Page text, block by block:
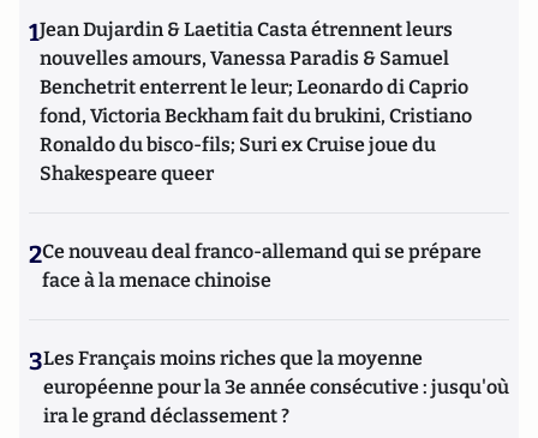
1Jean Dujardin & Laetitia Casta étrennent leurs
nouvelles amours, Vanessa Paradis & Samuel
Benchetrit enterrent le leur; Leonardo di Caprio
fond, Victoria Beckham fait du brukini, Cristiano
Ronaldo du bisco-fils; Suri ex Cruise joue du
Shakespeare queer
2Ce nouveau deal franco-allemand qui se prépare
face à la menace chinoise
3Les Français moins riches que la moyenne
européenne pour la 3e année consécutive : jusqu'où
ira le grand déclassement ?